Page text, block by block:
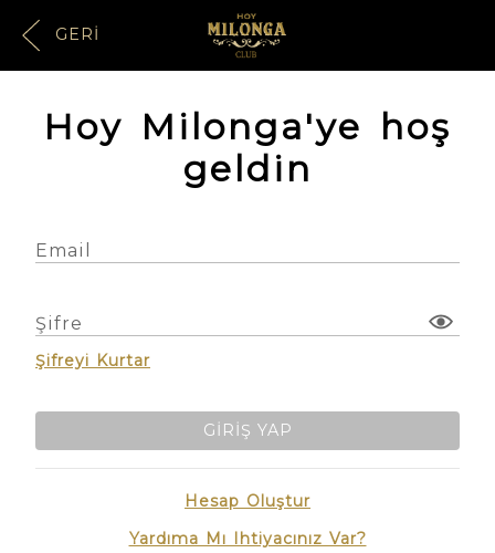
GERI
Hoy Milonga'ye hoş
geldin
Email
Şifre
Şifreyi Kurtar
GIRIŞ YAP
Hesap Oluştur
Yardıma Mı Ihtiyacınız Var?